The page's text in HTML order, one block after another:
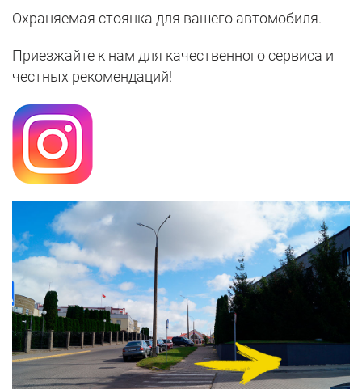
Охраняемая стоянка для вашего автомобиля.
Приезжайте к нам для качественного сервиса и
честных рекомендаций!